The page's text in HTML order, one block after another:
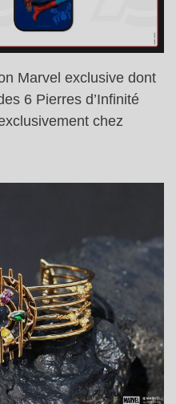
Marvel exclusive dont
6 Pierres d’Infinité
chez